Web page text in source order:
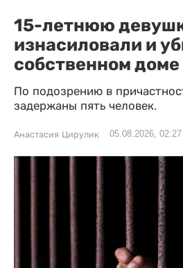
15-летнюю
изнасиловали и
собственном доме
По подозрению в
задержаны пять человек.
Анастасия Цирулик 05.08.2026, 02:27